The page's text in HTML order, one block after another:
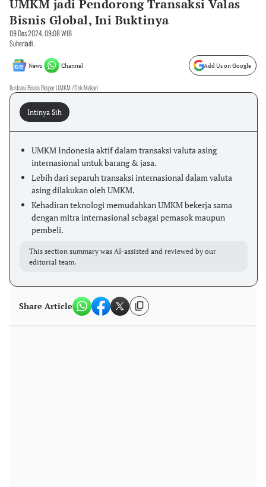
UMKM jadi Pendorong Transaksi Valas
Bisnis Global, Ini Buktinya
09 Des 2024, 09:08 WIB
Suheriadi .
News Channel Add Us on Google
Ilustrasi Bisnis Ekspor UMKM /Dok Mekari
Intinya Sih
UMKM Indonesia aktif dalam transaksi valuta asing
internasional untuk barang & jasa.
Lebih dari separuh transaksi internasional dalam valuta
asing dilakukan oleh UMKM.
Kehadiran teknologi memudahkan UMKM bekerja sama
dengan mitra internasional sebagai pemasok maupun
pembeli.
This section summary was AI-assisted and reviewed by our
editorial team.
Share Article